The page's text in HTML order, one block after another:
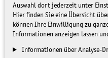
Auswahl dort jederzeit unter
Hier finden Sie eine Übersicht
können Ihre Einwilligung zu
Informationen anzeigen lassen
Informationen über Analyse-